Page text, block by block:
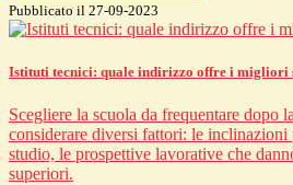
Pubblicato il 27-09-2023
Istituti tecnici: quale indirizzo offre i migliori
Scegliere la scuola da frequentare dopo
considerare diversi fattori: le
studio, le prospettive lavorative che
superiori.